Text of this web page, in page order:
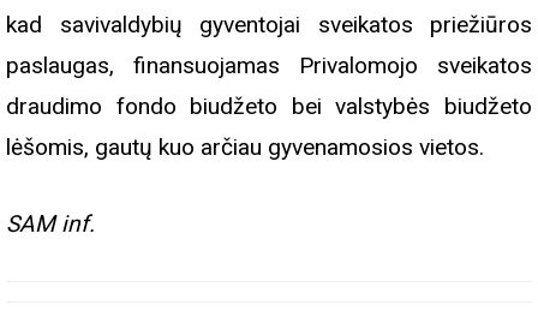
kad savivaldybių gyventojai sveikatos priežiūros
paslaugas, finansuojamas Privalomojo sveikatos
draudimo fondo biudžeto bei valstybės biudžeto
lėšomis, gautų kuo arčiau gyvenamosios vietos.
SAM inf.